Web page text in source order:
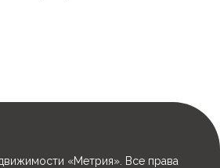
«Метрия». Все права